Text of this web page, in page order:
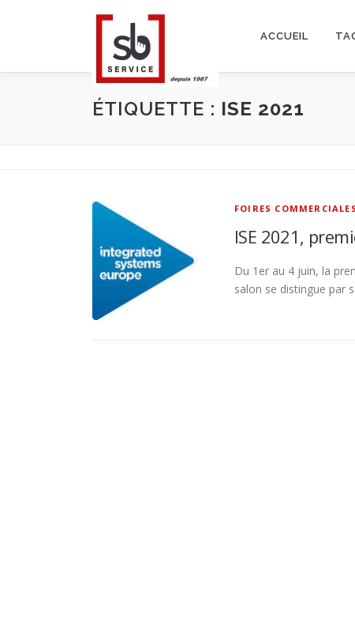
ACCUEIL
ÉTIQUETTE : ISE 2021
FOIRES COMMERCIALES
ISE 2021,
Du 1er au 4 juin, la
salon se distingue par